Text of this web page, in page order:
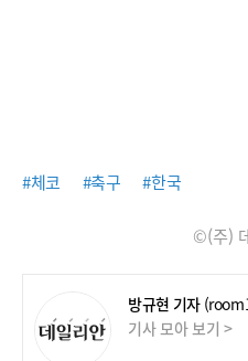
#체코 #축구 #한국
©(주)
방규현 기자
기사 모아 보기 >